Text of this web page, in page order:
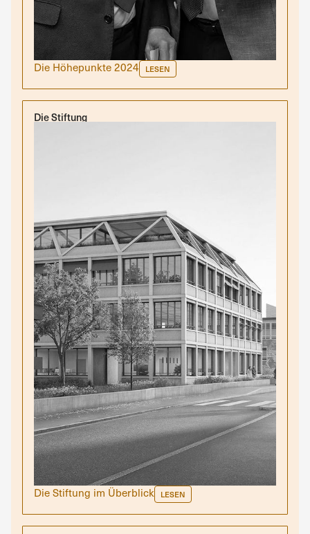
Die Höhepunkte 2024 LESEN
Die Stiftung
Die Stiftung im Überblick LESEN